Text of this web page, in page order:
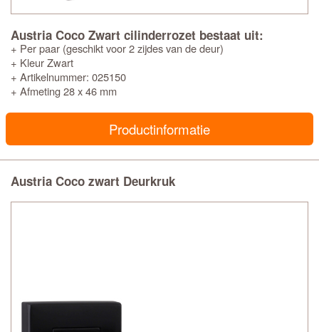
Austria Coco Zwart cilinderrozet bestaat uit:
+ Per paar (geschikt voor 2 zijdes van de deur)
+ Kleur Zwart
+ Artikelnummer: 025150
+ Afmeting 28 x 46 mm
Productinformatie
Austria Coco zwart Deurkruk